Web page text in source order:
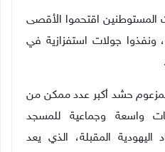
المستوطنين اقتحموا الأقصى
جولات استفزازية في
حشد أكبر عدد ممكن من
واسعة وجماعية للمسجد
المقبلة، الذي يعد